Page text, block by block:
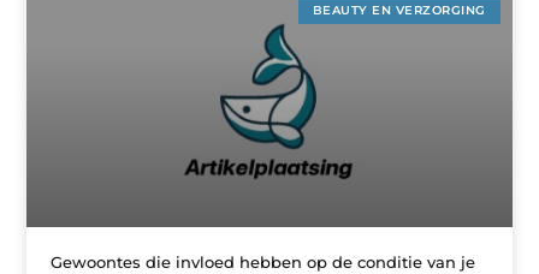
BEAUTY EN VERZORGING
Gewoontes die invloed hebben op de conditie van je